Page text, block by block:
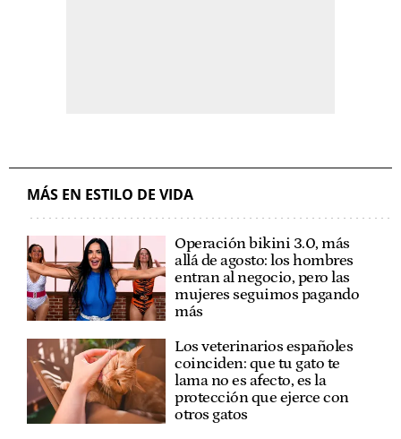
MÁS EN ESTILO DE VIDA
Operación bikini 3.0, más
allá de agosto: los hombres
entran al negocio, pero las
mujeres seguimos pagando
más
Los veterinarios españoles
coinciden: que tu gato te
lama no es afecto, es la
protección que ejerce con
otros gatos